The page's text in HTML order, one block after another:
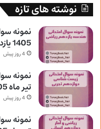
نوشته های تازه
نمونه
1405 یازدهم ریاضی
4 روز پیش
نمونه
تیر ماه 1405 دوازدهم تجربی
4 روز پیش
نمونه